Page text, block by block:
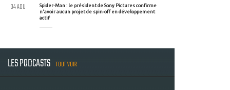
Spider-Man : le président de Sony Pictures confirme
n'avoir aucun projet de spin-off en développement
actif
04 AOU
LES PODCASTS TOUT VOIR